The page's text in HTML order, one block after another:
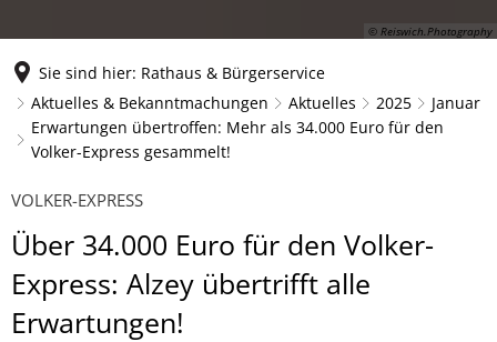
© Reiswich.Photography
Sie sind hier: Rathaus & Bürgerservice
Aktuelles & Bekanntmachungen
Aktuelles 2025
Januar
Erwartungen übertroffen: Mehr als 34.000 Euro für den
Volker-Express gesammelt!
VOLKER-EXPRESS
Über 34.000 Euro für den Volker-
Express: Alzey übertrifft alle
Erwartungen!